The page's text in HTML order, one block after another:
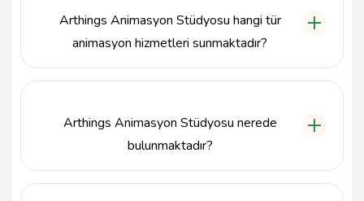
Arthings Animasyon Stüdyosu hangi tür
animasyon hizmetleri sunmaktadır?
hizmetleri sunmaktadır.
Arthings Animasyon Stüdyosu nerede
bulunmaktadır?